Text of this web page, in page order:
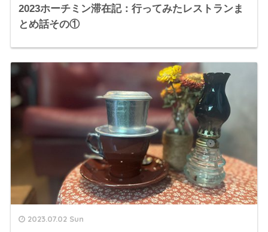
2023ホーチミン滞在記：行ってみたレストランま
とめ話その①
2023.07.02 Sun